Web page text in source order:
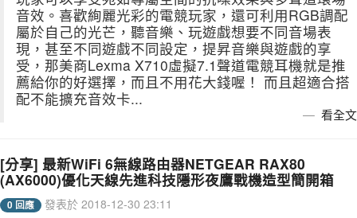
音效。喜歡絢麗光彩的電競玩家，還可利用RGB調配
屬於自己的光芒，聽音樂、玩遊戲想要不同音場表
現，甚至不同遊戲不同設定，提昇音樂與遊戲的享
受，那美商Lexma X710虛擬7.1聲道電競耳機就是推
薦給你的好選擇，而且不用花大錢喔！ 而且超適合搭
配不能擴充音效卡...
看全文
[分享] 最新WiFi 6無線路由器NETGEAR RAX80
(AX6000)優化天線先進科技隱形夜鷹戰機造型簡開箱
0 回應 發表於 2018-12-30 23:11